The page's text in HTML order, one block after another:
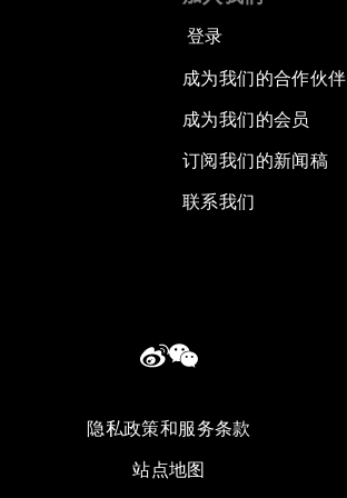
登录
成为我们的合作伙伴
成为我们的会员
订阅我们的新闻稿
联系我们
隐私政策和服务条款
站点地图